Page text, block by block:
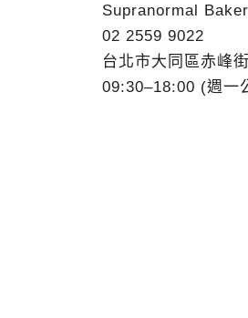
Supranormal
02 2559 9022
台北市大同區赤峰
09:30–18:00 (週一